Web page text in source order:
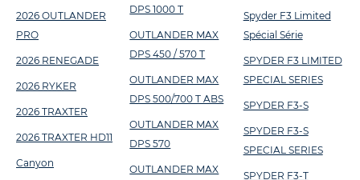
2026 OUTLANDER
PRO
2026 RENEGADE
2026 RYKER
2026 TRAXTER
2026 TRAXTER HD11
Canyon
DPS 1000 T
OUTLANDER MAX
DPS 450 / 570 T
OUTLANDER MAX
DPS 500/700 T ABS
OUTLANDER MAX
DPS 570
OUTLANDER MAX
Spyder F3 Limited
Spécial Série
SPYDER F3 LIMITED
SPECIAL SERIES
SPYDER F3-S
SPYDER F3-S
SPECIAL SERIES
SPYDER F3-T